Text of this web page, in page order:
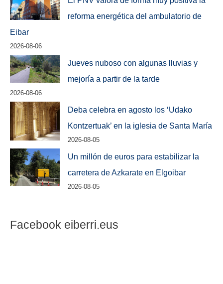
reforma energética del ambulatorio de
Eibar
2026-08-06
Jueves nuboso con algunas lluvias y
mejoría a partir de la tarde
2026-08-06
Deba celebra en agosto los ‘Udako
Kontzertuak’ en la iglesia de Santa María
2026-08-05
Un millón de euros para estabilizar la
carretera de Azkarate en Elgoibar
2026-08-05
Facebook eiberri.eus